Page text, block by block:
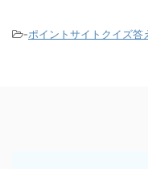
-ポイントサイトクイズ答